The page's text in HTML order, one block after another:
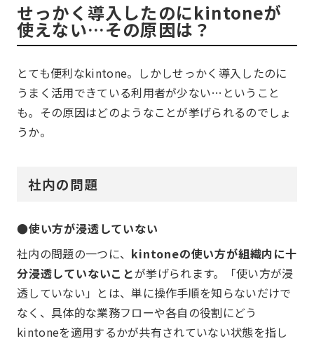
せっかく導入したのにkintoneが
使えない…その原因は？
とても便利なkintone。しかしせっかく導入したのに
うまく活用できている利用者が少ない…ということ
も。その原因はどのようなことが挙げられるのでしょ
うか。
社内の問題
●使い方が浸透していない
社内の問題の一つに、 kintoneの使い方が組織内に十
分浸透していないことが挙げられます。「使い方が浸
透していない」とは、単に操作手順を知らないだけで
なく、具体的な業務フローや各自の役割にどう
kintoneを適用するかが共有されていない状態を指し